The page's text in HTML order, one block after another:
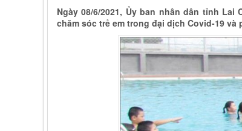
Ngày 08/6/2021, Ủy ban nhân dân tỉnh
chăm sóc trẻ em trong đại dịch Covid-19